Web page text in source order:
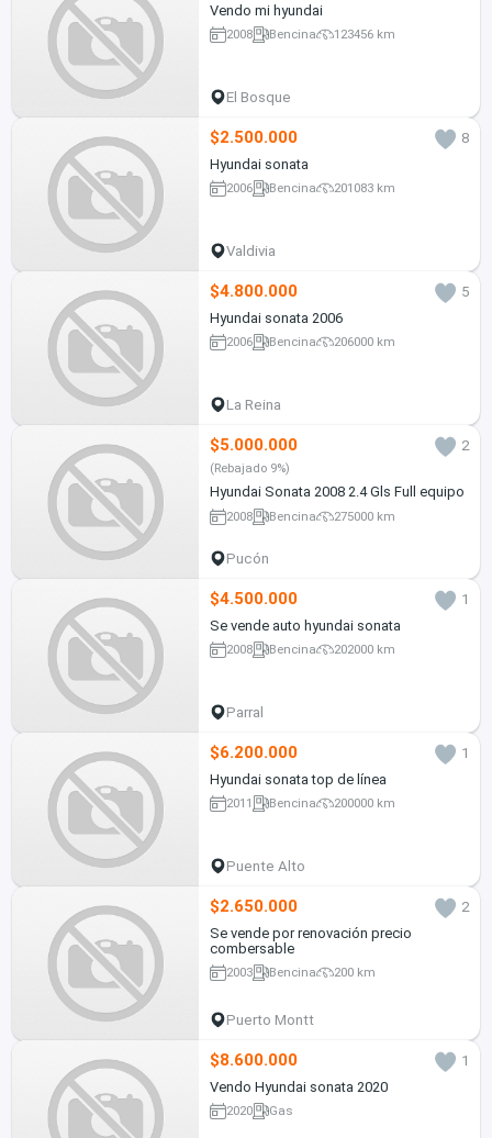
Vendo mi hyundai
2008 Bencina 123456 km
El Bosque
$2.500.000
8
Hyundai sonata
2006 Bencina 201083 km
Valdivia
$4.800.000
5
Hyundai sonata 2006
2006 Bencina 206000 km
La Reina
$5.000.000 2
(Rebajado 9%)
Hyundai Sonata 2008 2.4 Gls Full equipo
2008 Bencina 275000 km
Pucón
$4.500.000
1
Se vende auto hyundai sonata
2008 Bencina 202000 km
Parral
$6.200.000
1
Hyundai sonata top de línea
2011 Bencina 200000 km
Puente Alto
$2.650.000
2
Se vende por renovación precio
combersable
2003 Bencina 200 km
Puerto Montt
$8.600.000
1
Vendo Hyundai sonata 2020
2020 Gas